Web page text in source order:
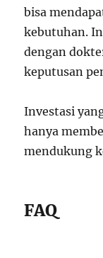
bisa
kebutuhan.
dengan
keputusan
Investasi
hanya
mendukung
FAQ